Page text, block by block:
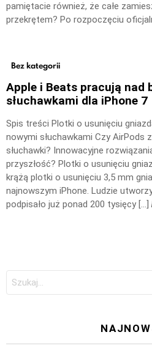
pamiętacie również, że całe
przekrętem? Po rozpoczęciu
Bez kategorii
Apple i Beats pracują nad
słuchawkami dla iPhone 7
Spis treści Plotki o usunięciu
nowymi słuchawkami Czy AirPods
słuchawki? Innowacyjne
przyszłość? Plotki o usunięciu
krążą plotki o usunięciu 3,5 mm
najnowszym iPhone. Ludzie
podpisało już ponad 200 tysięcy […]
Szukaj: